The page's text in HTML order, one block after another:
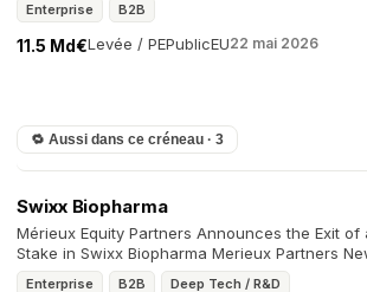
Enterprise B2B
Levée / PE
11.5 Md€ PublicEU22 mai 2026
🔁 Aussi dans ce créneau · 3
Swixx Biopharma
Mérieux Equity Partners Announces the Exit of
Stake in Swixx Biopharma Merieux Partners
Enterprise B2B Deep Tech / R&D